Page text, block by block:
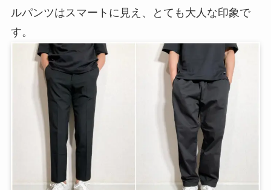
ルパンツはスマートに見え、とても大人な印象で
す。